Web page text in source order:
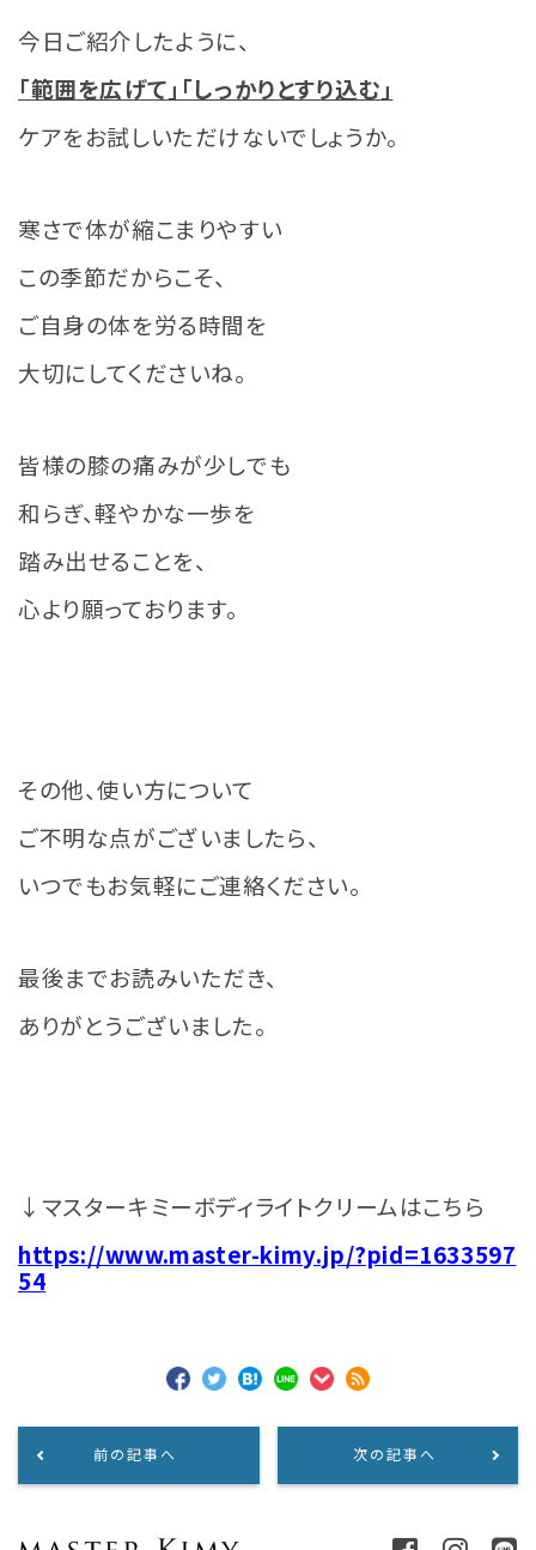
今日ご紹介したように、
「範囲を広げて」「しっかりとすり込む」
ケアをお試しいただけないでしょうか。
寒さで体が縮こまりやすい
この季節だからこそ、
ご自身の体を労る時間を
大切にしてくださいね。
皆様の膝の痛みが少しでも
和らぎ、軽やかな一歩を
踏み出せることを、
心より願っております。
その他、使い方について
ご不明な点がございましたら、
いつでもお気軽にご連絡ください。
最後までお読みいただき、
ありがとうございました。
↓マスターキミーボディライトクリームはこちら
https://www.master-kimy.jp/?pid=1633597
54
前の記事へ 次の記事へ